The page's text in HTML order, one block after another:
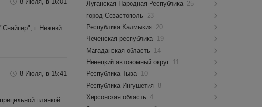
8 Июля, в 16:01
г. Нижний
8 Июля, в 15:41
планкой
Луганская Народная Республика 25
город Севастополь
23
Республика Калмыкия
20
Чеченская республика 19
Магаданская область
14
Ненецкий автономный округ 11
Республика Тыва 10
Республика Ингушетия
8
Херсонская область
4